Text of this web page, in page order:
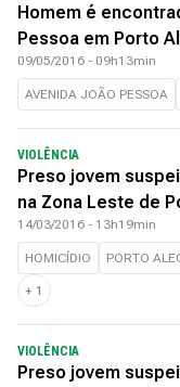
Homem é
Pessoa em Porto
09/05/2016 - 09h13min
AVENIDA JOÃO PESSOA
VIOLÊNCIA
Preso jovem
na Zona Leste de
14/03/2016 - 13h19min
HOMICÍDIO PORTO
+ 1
VIOLÊNCIA
Preso jovem